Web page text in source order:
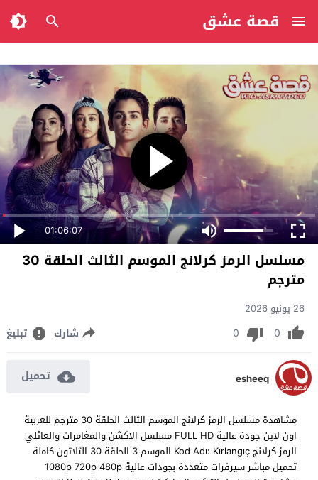
قصة عشق
01:06:07
مسلسل الرمز كرلانج الموسم الثالث الحلقة 30
مترجم
26 يونيو 2026
0
0 شارك تبليغ
esheeq تحميل
مشاهدة مسلسل الرمز كرلانج الموسم الثالث الحلقة 30 مترجم للعربية
اون لاين جودة عالية FULL HD مسلسل الاكشن والمغامرات والعائلي
الرمز كرلانج Kod Adı: Kırlangıç الموسم 3 الحلقة 30 الثلاثون كاملة
تحميل مباشر سيرفرات متعددة بجودات عالية 1080p 720p 480p